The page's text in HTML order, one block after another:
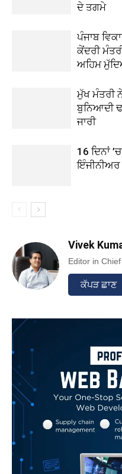
ਦੇ ਤਗਮੇ
ਪੰਜਾਬ
ਕੇਂਦਰੀ
ਅਹਿਮ
ਮੁੱਖ ਮੰਤਰੀ
ਬੁਨਿਆਦੀ
ਜਾਰੀ
16 ਦਿਨਾਂ
Vivek
Editor in Chief
ਕੱਪੜ ਛਾਣ